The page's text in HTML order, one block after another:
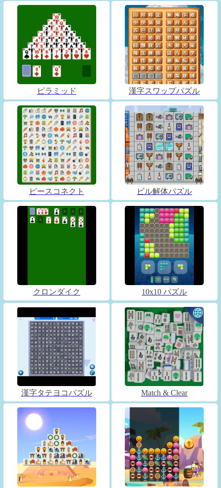
ピラミッド 漢字スワップパズル
ピースコネクト ビル解体パズル
クロンダイク 10x10 パズル
漢字タテヨコパズル Match & Clear